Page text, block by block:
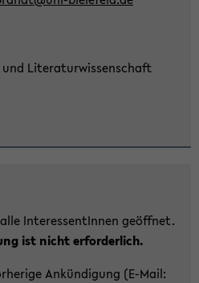
Li­te­ra­tur­wis­sen­schaft
In­ter­es­sen­tIn­nen ge­öff­net.
ist nicht er­for­der­lich.
An­kün­di­gung (E-​Mail: